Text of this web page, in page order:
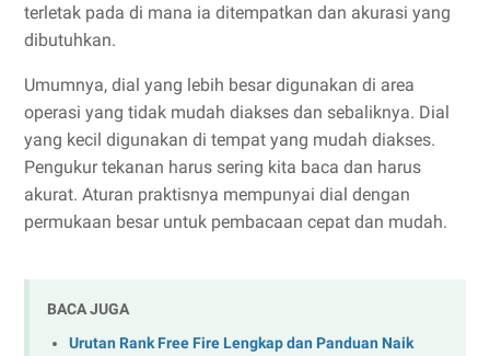
terletak pada di mana ia ditempatkan dan akurasi yang
dibutuhkan.
Umumnya, dial yang lebih besar digunakan di area
operasi yang tidak mudah diakses dan sebaliknya. Dial
yang kecil digunakan di tempat yang mudah diakses.
Pengukur tekanan harus sering kita baca dan harus
akurat. Aturan praktisnya mempunyai dial dengan
permukaan besar untuk pembacaan cepat dan mudah.
BACA JUGA
Urutan Rank Free Fire Lengkap dan Panduan Naik